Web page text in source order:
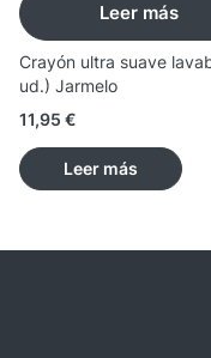
Leer más
Crayón ultra suave
ud.) Jarmelo
11,95 €
Leer más